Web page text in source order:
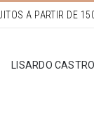
LISARDO CASTRO